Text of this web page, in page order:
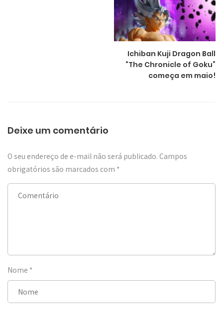
Ichiban Kuji Dragon Ball
“The Chronicle of Goku”
começa em maio!
Deixe um comentário
O seu endereço de e-mail não será publicado. Campos
obrigatórios são marcados com *
Nome *